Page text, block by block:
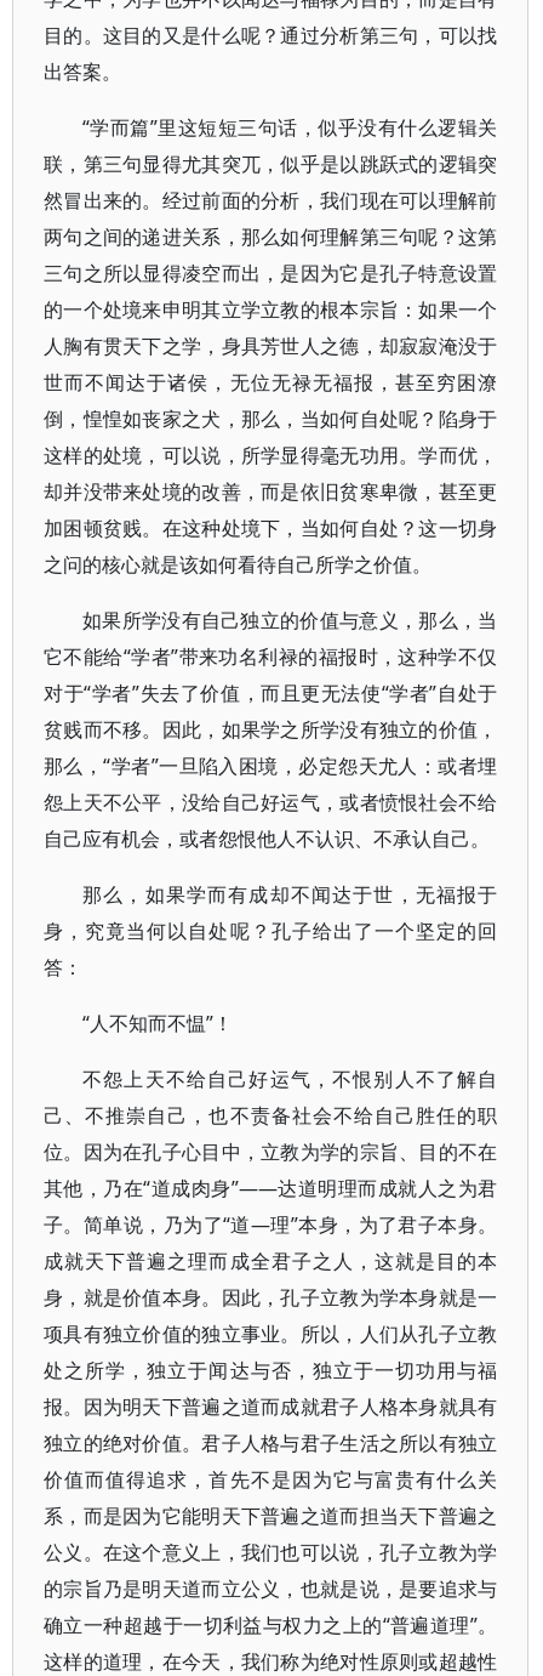
目的。这目的又是什么呢？通过分析第三句，可以找
出答案。
“学而篇”里这短短三句话，似乎没有什么逻辑关
联，第三句显得尤其突兀，似乎是以跳跃式的逻辑突
然冒出来的。经过前面的分析，我们现在可以理解前
两句之间的递进关系，那么如何理解第三句呢？这第
三句之所以显得凌空而出，是因为它是孔子特意设置
的一个处境来申明其立学立教的根本宗旨：如果一个
人胸有贯天下之学，身具芳世人之德，却寂寂淹没于
世而不闻达于诸侯，无位无禄无福报，甚至穷困潦
倒，惶惶如丧家之犬，那么，当如何自处呢？陷身于
这样的处境，可以说，所学显得毫无功用。学而优，
却并没带来处境的改善，而是依旧贫寒卑微，甚至更
加困顿贫贱。在这种处境下，当如何自处？这一切身
之问的核心就是该如何看待自己所学之价值。
如果所学没有自己独立的价值与意义，那么，当
它不能给“学者”带来功名利禄的福报时，这种学不仅
对于“学者”失去了价值，而且更无法使“学者”自处于
贫贱而不移。因此，如果学之所学没有独立的价值，
那么，“学者”一旦陷入困境，必定怨天尤人：或者埋
怨上天不公平，没给自己好运气，或者愤恨社会不给
自己应有机会，或者怨恨他人不认识、不承认自己。
那么，如果学而有成却不闻达于世，无福报于
身，究竟当何以自处呢？孔子给出了一个坚定的回
答：
“人不知而不愠”！
不怨上天不给自己好运气，不恨别人不了解自
己、不推崇自己，也不责备社会不给自己胜任的职
位。因为在孔子心目中，立教为学的宗旨、目的不在
其他，乃在“道成肉身”——达道明理而成就人之为君
子。简单说，乃为了“道—理”本身，为了君子本身。
成就天下普遍之理而成全君子之人，这就是目的本
身，就是价值本身。因此，孔子立教为学本身就是一
项具有独立价值的独立事业。所以，人们从孔子立教
处之所学，独立于闻达与否，独立于一切功用与福
报。因为明天下普遍之道而成就君子人格本身就具有
独立的绝对价值。君子人格与君子生活之所以有独立
价值而值得追求，首先不是因为它与富贵有什么关
系，而是因为它能明天下普遍之道而担当天下普遍之
公义。在这个意义上，我们也可以说，孔子立教为学
的宗旨乃是明天道而立公义，也就是说，是要追求与
确立一种超越于一切利益与权力之上的“普遍道理”。
这样的道理，在今天，我们称为绝对性原则或超越性